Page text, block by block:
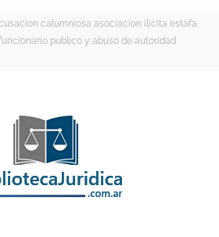
calumniosa asociacion ilicita estafa
publico y abuso de autoridad